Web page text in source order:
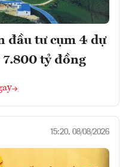
đầu tư cụm 4 dự
tỷ đồng
15:20, 08/08/2026